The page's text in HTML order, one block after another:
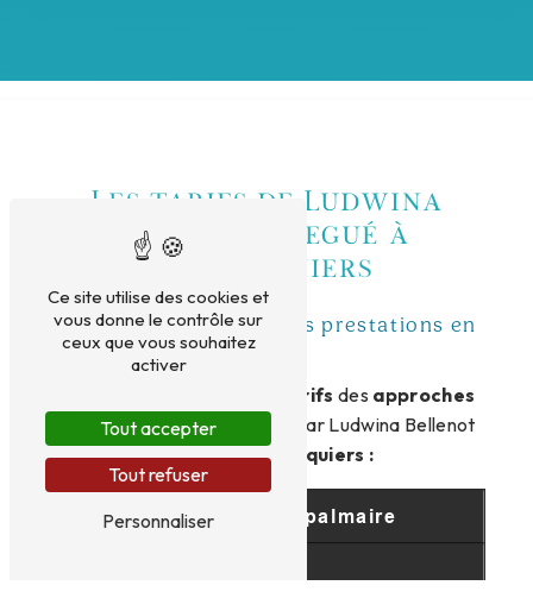
Les tarifs de Ludwina
Bellenot Legué à
Commequiers
La grille tarifaire de mes prestations en
Vendée
tarifsdes approches
thérapeutiquesproposés par Ludwina Bellenot
Leguéà Commequiers :
La réflexologie palmaire
Ce site utilise des cookies et
vous donne le contrôle sur
ceux que vous souhaitez
activer
Tout accepter
Tout refuser
Personnaliser